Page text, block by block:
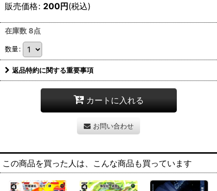
販売価格: 200円(税込)
在庫数 8点
数量:
返品特約に関する重要事項
カートに入れる
お問い合わせ
この商品を買った人は、こんな商品も買っています